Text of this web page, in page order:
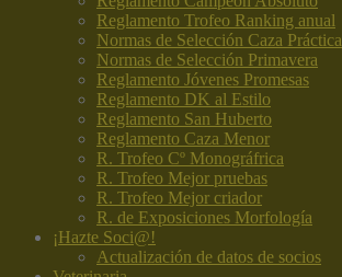
Reglamento Trofeo Ranking anual
Normas de Selección Caza Práctica
Normas de Selección Primavera
Reglamento Jóvenes Promesas
Reglamento DK al Estilo
Reglamento San Huberto
Reglamento Caza Menor
R. Trofeo Cº Monográfrica
R. Trofeo Mejor pruebas
R. Trofeo Mejor criador
R. de Exposiciones Morfología
¡Hazte Soci@!
Actualización de datos de socios